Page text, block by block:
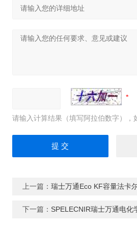
请输入计算结果（填写阿拉伯数字），
上一篇： 瑞士万通Eco KF容量法卡
下一篇： SPELECNIR瑞士万通电化